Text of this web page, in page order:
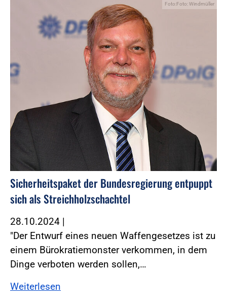
Foto:Foto: Windmüller
Sicherheitspaket der Bundesregierung entpuppt
sich als Streichholzschachtel
28.10.2024 |
"Der Entwurf eines neuen Waffengesetzes ist zu
einem Bürokratiemonster verkommen, in dem
Dinge verboten werden sollen,…
Weiterlesen